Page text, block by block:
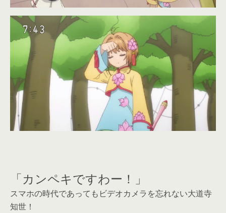
「カンペキですわー！」
スマホの時代であってもビデオカメラを忘れない大道寺
知世！